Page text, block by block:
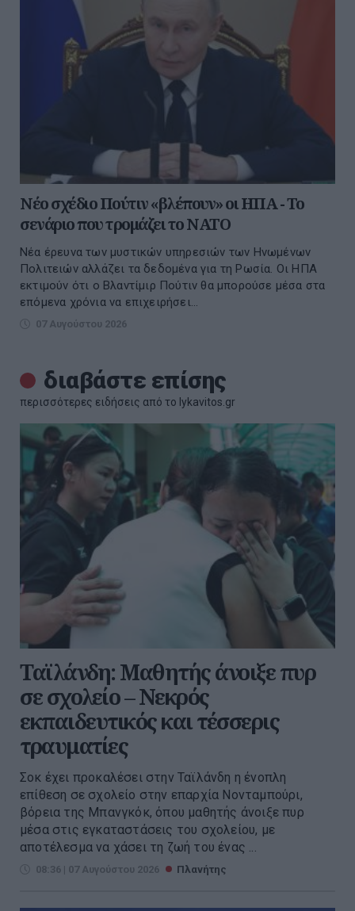
Νέο σχέδιο Πούτιν «βλέπουν» οι ΗΠΑ - Το
σενάριο που τρομάζει το ΝΑΤΟ
Νέα έρευνα των μυστικών υπηρεσιών των Ηνωμένων
Πολιτειών αλλάζει τα δεδομένα για τη Ρωσία. Οι ΗΠΑ
εκτιμούν ότι ο Βλαντίμιρ Πούτιν θα μπορούσε μέσα στα
επόμενα χρόνια να επιχειρήσει...
07 Αυγούστου 2026
διαβάστε επίσης
περισσότερες ειδήσεις από το lykavitos.gr
Ταϊλάνδη: Μαθητής άνοιξε πυρ
σε σχολείο – Νεκρός
εκπαιδευτικός και τέσσερις
τραυματίες
Σοκ έχει προκαλέσει στην Ταϊλάνδη η ένοπλη
επίθεση σε σχολείο στην επαρχία Νονταμπούρι,
βόρεια της Μπανγκόκ, όπου μαθητής άνοιξε πυρ
μέσα στις εγκαταστάσεις του σχολείου, με
αποτέλεσμα να χάσει τη ζωή του ένας ...
08:36 | 07 Αυγούστου 2026 Πλανήτης